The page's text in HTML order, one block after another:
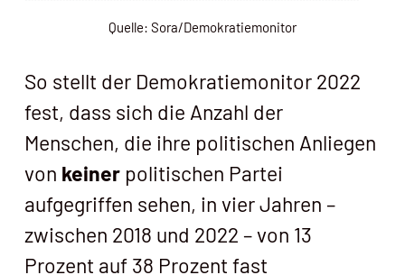
Quelle: Sora/Demokratiemonitor
So stellt der Demokratiemonitor 2022
fest, dass sich die Anzahl der
Menschen, die ihre politischen Anliegen
von keiner politischen Partei
aufgegriffen sehen, in vier Jahren –
zwischen 2018 und 2022 – von 13
Prozent auf 38 Prozent fast